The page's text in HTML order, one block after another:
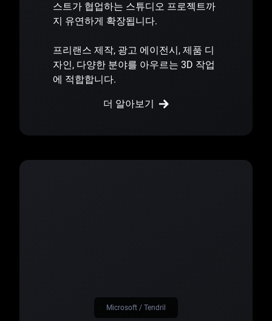
스트가 협업하는 스튜디오 프로젝트까
지 유연하게 확장됩니다.
프리랜스 제작, 광고 에이전시, 제품 디
자인, 다양한 분야를 아우르는 3D 작업
에 적합합니다.
더 알아보기
Microsoft / Tendril